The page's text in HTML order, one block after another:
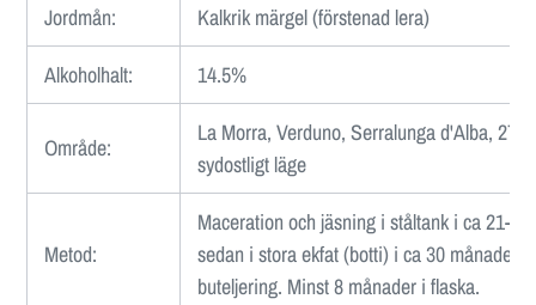
Jordmån:
Kalkrik märgel (förstenad lera)
Alkoholhalt:
14.5%
Område:
La Morra, Verduno, Serralunga d'Alba,
sydostligt läge
Metod:
Maceration och jäsning i ståltank i ca 21-28
sedan i stora ekfat (botti) i ca 30 månader
buteljering. Minst 8 månader i flaska.